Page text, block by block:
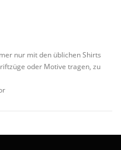
nur mit den üblichen Shirts
oder Motive tragen, zu